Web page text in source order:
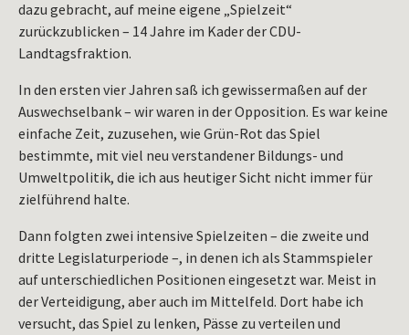
dazu gebracht, auf meine eigene „Spielzeit“
zurückzublicken – 14 Jahre im Kader der CDU-
Landtagsfraktion.
In den ersten vier Jahren saß ich gewissermaßen auf der
Auswechselbank – wir waren in der Opposition. Es war keine
einfache Zeit, zuzusehen, wie Grün-Rot das Spiel
bestimmte, mit viel neu verstandener Bildungs- und
Umweltpolitik, die ich aus heutiger Sicht nicht immer für
zielführend halte.
Dann folgten zwei intensive Spielzeiten – die zweite und
dritte Legislaturperiode –, in denen ich als Stammspieler
auf unterschiedlichen Positionen eingesetzt war. Meist in
der Verteidigung, aber auch im Mittelfeld. Dort habe ich
versucht, das Spiel zu lenken, Pässe zu verteilen und